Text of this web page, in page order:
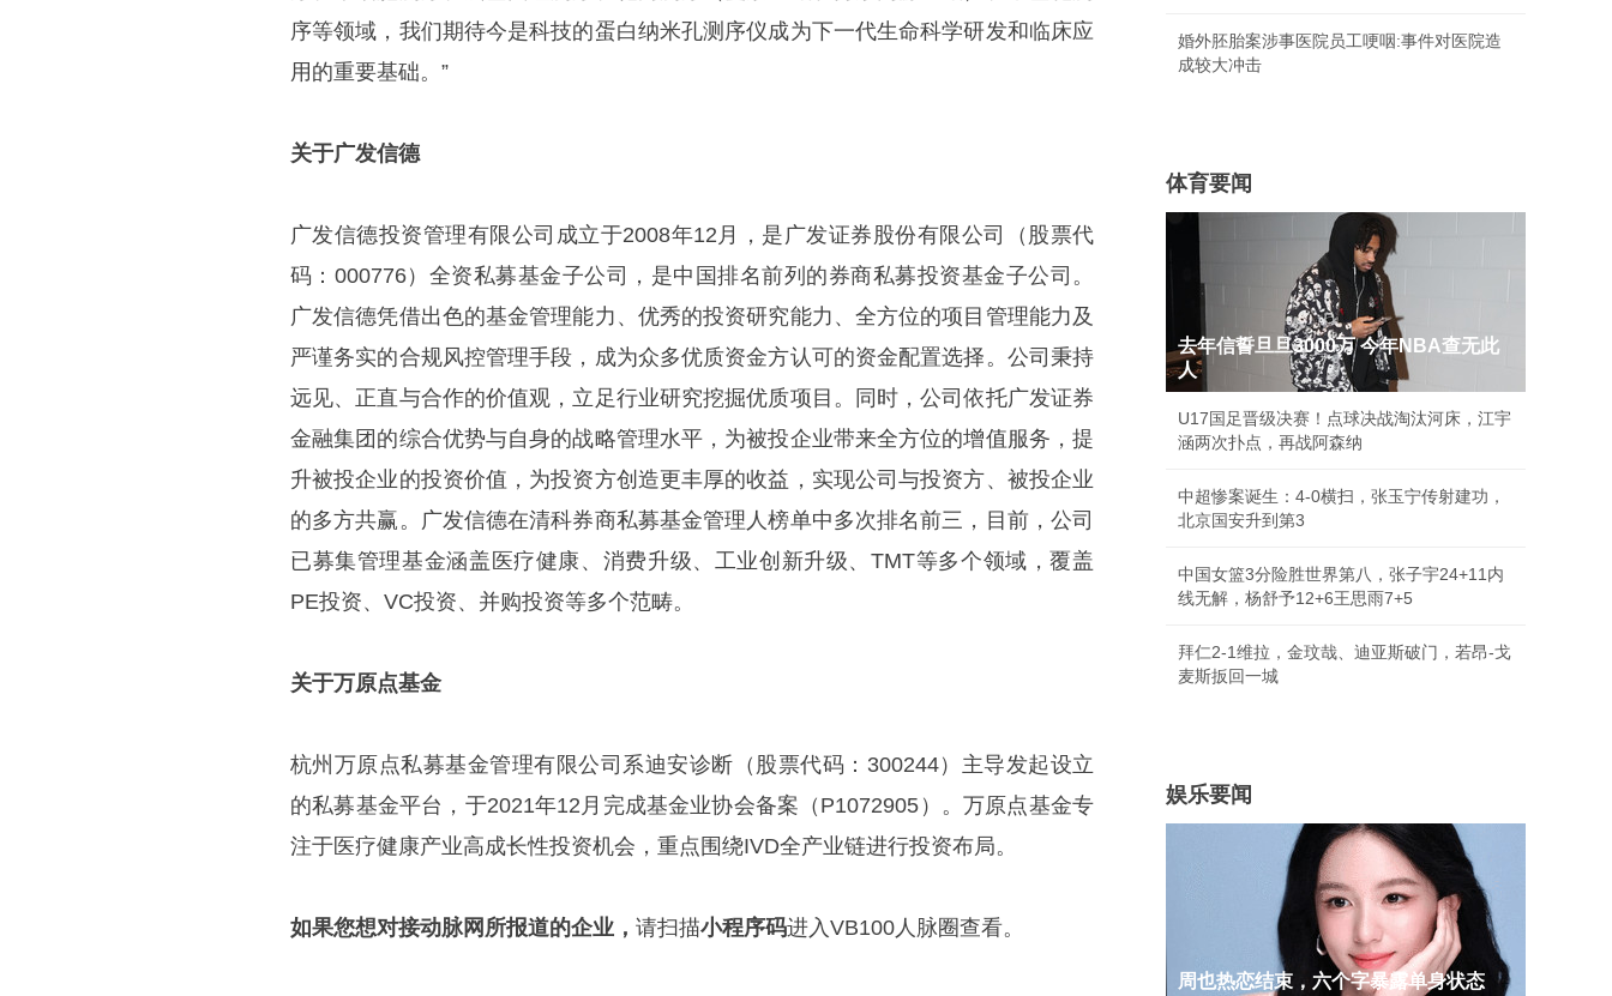
序等领域，我们期待今是科技的蛋白纳米孔测序仪成为下一代生命科学研发和临床应
用的重要基础。”
关于广发信德
广发信德投资管理有限公司成立于2008年12月，是广发证券股份有限公司（股票代
码：000776）全资私募基金子公司，是中国排名前列的券商私募投资基金子公司。
广发信德凭借出色的基金管理能力、优秀的投资研究能力、全方位的项目管理能力及
严谨务实的合规风控管理手段，成为众多优质资金方认可的资金配置选择。公司秉持
远见、正直与合作的价值观，立足行业研究挖掘优质项目。同时，公司依托广发证券
金融集团的综合优势与自身的战略管理水平，为被投企业带来全方位的增值服务，提
升被投企业的投资价值，为投资方创造更丰厚的收益，实现公司与投资方、被投企业
的多方共赢。广发信德在清科券商私募基金管理人榜单中多次排名前三，目前，公司
已募集管理基金涵盖医疗健康、消费升级、工业创新升级、TMT等多个领域，覆盖
PE投资、VC投资、并购投资等多个范畴。
关于万原点基金
杭州万原点私募基金管理有限公司系迪安诊断（股票代码：300244）主导发起设立
的私募基金平台，于2021年12月完成基金业协会备案（P1072905）。万原点基金专
注于医疗健康产业高成长性投资机会，重点围绕IVD全产业链进行投资布局。
如果您想对接动脉网所报道的企业 ， 请扫描小程序码进入VB100人脉圈查看。
婚外胚胎案涉事医院员工哽咽:事件对医院造
成较大冲击
体育要闻
去年信誓旦旦3000万 今年NBA查无此
人
U17国足晋级决赛！点球决战淘汰河床，江宇
涵两次扑点，再战阿森纳
中超惨案诞生：4-0横扫，张玉宁传射建功，
北京国安升到第3
中国女篮3分险胜世界第八，张子宇24+11内
线无解，杨舒予12+6王思雨7+5
拜仁2-1维拉，金玟哉、迪亚斯破门，若昂-戈
麦斯扳回一城
娱乐要闻
周也热恋结束，六个字暴露单身状态